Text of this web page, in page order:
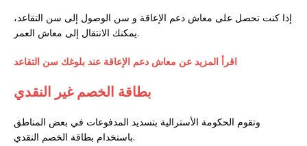
إذا كنت تحصل على معاش دعم الإعاقة و سن الوصول إلى سن التقاعد،
يمكنك الانتقال إلى معاش العمر.
اقرأ المزيد عن معاش دعم الإعاقة عند بلوغك سن التقاعد
بطاقة الخصم غير النقدي
وتقوم الحكومة الأسترالية بتسديد المدفوعات في بعض المناطق
باستخدام بطاقة الخصم النقدي.